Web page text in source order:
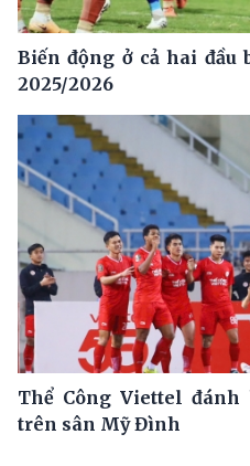
Biến động ở cả hai đầu
2025/2026
Thể Công Viettel
trên sân Mỹ Đình